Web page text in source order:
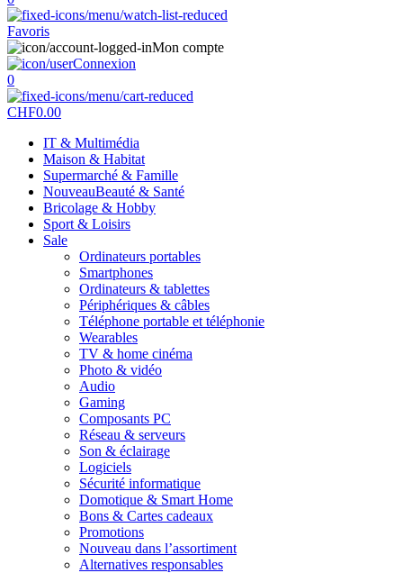
Favoris
Mon compte
Connexion
0
CHF0.00
IT & Multimédia
Maison & Habitat
Supermarché & Famille
NouveauBeauté & Santé
Bricolage & Hobby
Sport & Loisirs
Sale
Ordinateurs portables
Smartphones
Ordinateurs & tablettes
Périphériques & câbles
Téléphone portable et téléphonie
Wearables
TV & home cinéma
Photo & vidéo
Audio
Gaming
Composants PC
Réseau & serveurs
Son & éclairage
Logiciels
Sécurité informatique
Domotique & Smart Home
Bons & Cartes cadeaux
Promotions
Nouveau dans l’assortiment
Alternatives responsables